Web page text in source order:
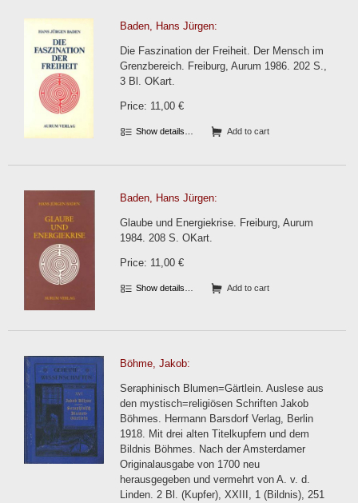
Baden, Hans Jürgen:
Die Faszination der Freiheit. Der Mensch im
Grenzbereich. Freiburg, Aurum 1986. 202 S.,
3 Bl. OKart.
Price: 11,00 €
Show details… Add to cart
Baden, Hans Jürgen:
Glaube und Energiekrise. Freiburg, Aurum
1984. 208 S. OKart.
Price: 11,00 €
Show details… Add to cart
Böhme, Jakob:
Seraphinisch Blumen=Gärtlein. Auslese aus
den mystisch=religiösen Schriften Jakob
Böhmes. Hermann Barsdorf Verlag, Berlin
1918. Mit drei alten Titelkupfern und dem
Bildnis Böhmes. Nach der Amsterdamer
Originalausgabe von 1700 neu
herausgegeben und vermehrt von A. v. d.
Linden. 2 Bl. (Kupfer), XXIII, 1 (Bildnis), 251